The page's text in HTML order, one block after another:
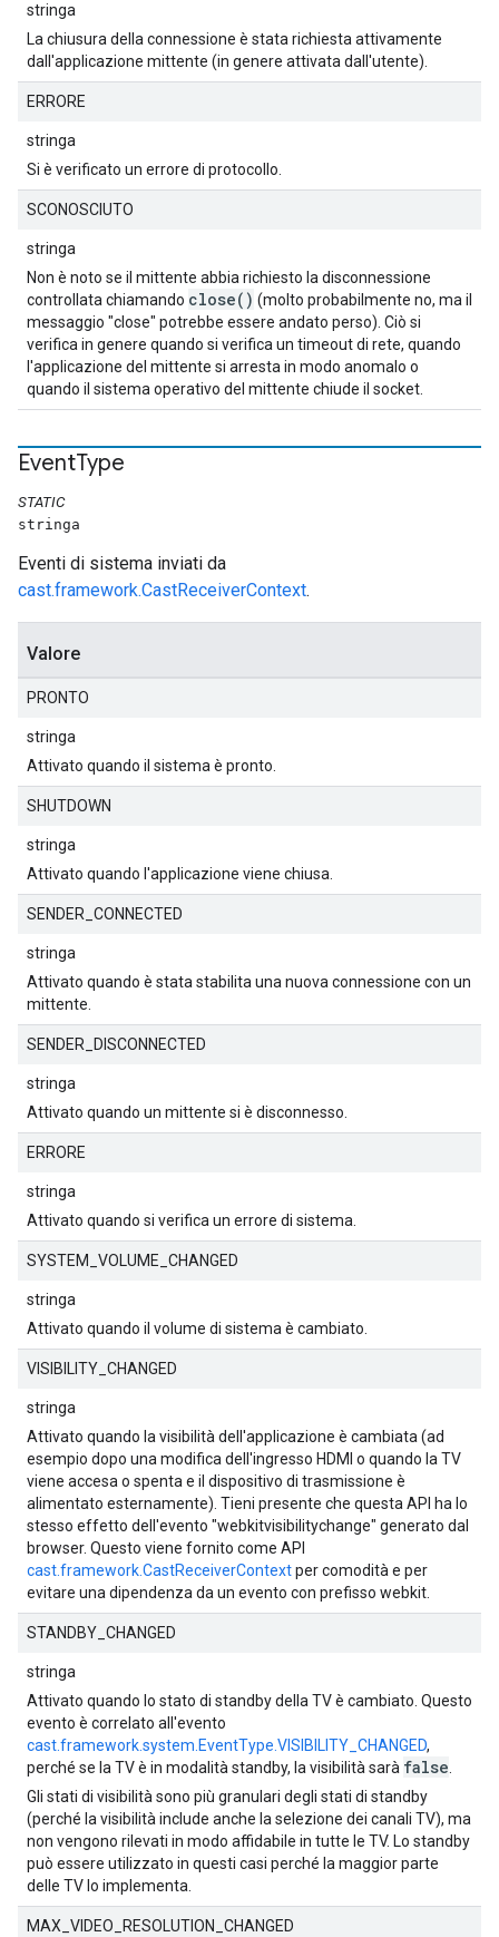
stringa
La chiusura della connessione è stata richiesta attivamente
dall'applicazione mittente (in genere attivata dall'utente).
ERRORE
stringa
Si è verificato un errore di protocollo.
SCONOSCIUTO
stringa
Non è noto se il mittente abbia richiesto la disconnessione
controllata chiamando close() (molto probabilmente no, ma il
messaggio "close" potrebbe essere andato perso). Ciò si
verifica in genere quando si verifica un timeout di rete, quando
l'applicazione del mittente si arresta in modo anomalo o
quando il sistema operativo del mittente chiude il socket.
EventType
STATIC
stringa
Eventi di sistema inviati da
cast.framework.CastReceiverContext.
Valore
PRONTO
stringa
Attivato quando il sistema è pronto.
SHUTDOWN
stringa
Attivato quando l'applicazione viene chiusa.
SENDER_CONNECTED
stringa
Attivato quando è stata stabilita una nuova connessione con un
mittente.
SENDER_DISCONNECTED
stringa
Attivato quando un mittente si è disconnesso.
ERRORE
stringa
Attivato quando si verifica un errore di sistema.
SYSTEM_VOLUME_CHANGED
stringa
Attivato quando il volume di sistema è cambiato.
VISIBILITY_CHANGED
stringa
Attivato quando la visibilità dell'applicazione è cambiata (ad
esempio dopo una modifica dell'ingresso HDMI o quando la TV
viene accesa o spenta e il dispositivo di trasmissione è
alimentato esternamente). Tieni presente che questa API ha lo
stesso effetto dell'evento "webkitvisibilitychange" generato dal
browser. Questo viene fornito come API
cast.framework.CastReceiverContextper comodità e per
evitare una dipendenza da un evento con prefisso webkit.
STANDBY_CHANGED
stringa
Attivato quando lo stato di standby della TV è cambiato. Questo
evento è correlato all'evento
cast.framework.system.EventType.VISIBILITY_CHANGED,
perché se la TV è in modalità standby, la visibilità sarà false
Gli stati di visibilità sono più granulari degli stati di standby
(perché la visibilità include anche la selezione dei canali TV), ma
non vengono rilevati in modo affidabile in tutte le TV. Lo standby
può essere utilizzato in questi casi perché la maggior parte
delle TV lo implementa.
MAX_VIDEO_RESOLUTION_CHANGED